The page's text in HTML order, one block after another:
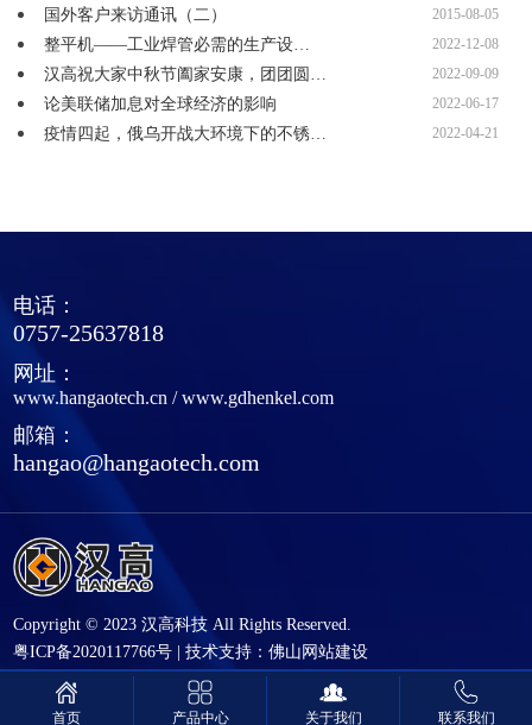
国外客户来访通讯（二） 2015-08-05
整平机——工业焊管必需的生产设… 2022-12-08
汉高祝大家中秋节阖家安康，团团圆… 2022-09-09
论美联储加息对全球经济的影响 2022-06-17
疫情四起，俄乌开战大环境下的不锈… 2022-04-21
电话：
0757-25637818
网址：
www.hangaotech.cn /www.gdhenkel.com
邮箱：
hangao@hangaotech.com
Copyright © 2023 汉高科技 All Rights Reserved.
粤ICP备2020117766号 |技术支持：佛山网站建设
首页 产品中心 关于我们 联系我们